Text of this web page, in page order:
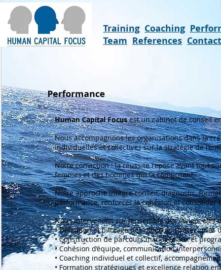
Training Coaching
Team References Contact
Performance
Human Capital Focusest un cabinet de conseil
Nous accompagnons les organisations dans la
individuelles et collectives sur la stratégie de
Notre conviction : la réussite repose avant tout
femmes et des hommes qui la composent.
Notre approche intègre conseil, diagnostic,
performance, renforcer la cohésion et consolider
Nous intervenons sur l’ensemble des leviers
• Définition et pilotage des objectifs stratégiques
• Construction de parcours managériaux et
• Cohésion d’équipe, communication
• Coaching individuel et collectif,
• Formation stratégiques et excellence relation